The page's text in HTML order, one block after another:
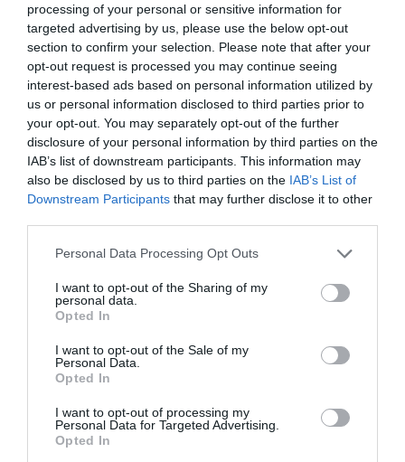
processing of your personal or sensitive information for
targeted advertising by us, please use the below opt-out
section to confirm your selection. Please note that after your
opt-out request is processed you may continue seeing
interest-based ads based on personal information utilized by
us or personal information disclosed to third parties prior to
your opt-out. You may separately opt-out of the further
disclosure of your personal information by third parties on the
IAB’s list of downstream participants. This information may
also be disclosed by us to third parties on the IAB’s List of
Downstream Participants that may further disclose it to other
Personal Data Processing Opt Outs
I want to opt-out of the Sharing of my
personal data.
Opted In
I want to opt-out of the Sale of my
Personal Data.
Opted In
I want to opt-out of processing my
Personal Data for Targeted Advertising.
Opted In
La directora territorial de Cajamar en Castellón, Mar
Martí y el presidente de PortCastelló, Rubén Ibáñez,
han firmado el convenio de colaboración. Martí ha
afirmado que “este acuerdo nos permite incorporar a
Cajamar a los Premios Faro, unos galardones con una
trayectoria y un prestigio consolidados que se han
convertido en un referente económico, social y
cultural en la provincia de Castellón”.
Por su parte, Rubén Ibáñez ha puesto en valor el
compromiso de las organizaciones que hacen posible
estos premios, “y especialmente a Cajamar, a quien
incorporamos como patrocinador con la firma de este
que los galardones son un reconocimiento explícito al
esfuerzo diario de la comunidad portuaria, a su